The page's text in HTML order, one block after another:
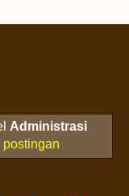
Administrasi
postingan